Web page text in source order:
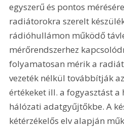
egyszerű és pontos
radiátorokra szerelt
rádióhullámon működő
mérőrendszerhez
folyamatosan mérik a
vezeték nélkül továbbítják
értékeket ill. a fogyasztást a
hálózati adatgyűjtőkbe. A
kétérzékelős elv alapján